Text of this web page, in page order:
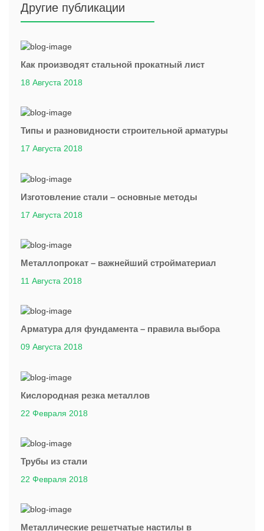
Другие публикации
Как производят стальной прокатный лист
18 Августа 2018
Типы и разновидности строительной арматуры
17 Августа 2018
Изготовление стали – основные методы
17 Августа 2018
Металлопрокат – важнейший стройматериал
11 Августа 2018
Арматура для фундамента – правила выбора
09 Августа 2018
Кислородная резка металлов
22 Февраля 2018
Трубы из стали
22 Февраля 2018
Металлические решетчатые настилы в